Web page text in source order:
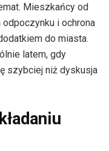
Mieszkańcy od
i ochrona
do miasta.
latem, gdy
szybciej niż dyskusja